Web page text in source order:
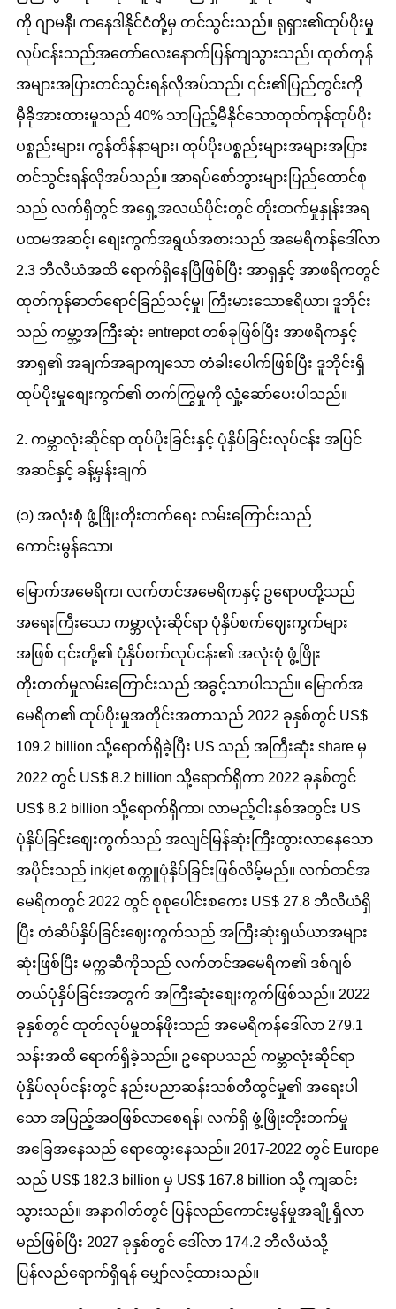
ကို ဂျာမနီ၊ ကနေဒါနိုင်ငံတို့မှ တင်သွင်းသည်။ ရုရှား၏ထုပ်ပိုးမှု
လုပ်ငန်းသည်အတော်လေးနောက်ပြန်ကျသွားသည်၊ ထုတ်ကုန်
အများအပြားတင်သွင်းရန်လိုအပ်သည်၊ ၎င်း၏ပြည်တွင်းကို
မှီခိုအားထားမှုသည် 40% သာပြည့်မီနိုင်သောထုတ်ကုန်ထုပ်ပိုး
ပစ္စည်းများ၊ ကွန်တိန်နာများ၊ ထုပ်ပိုးပစ္စည်းများအများအပြား
တင်သွင်းရန်လိုအပ်သည်။ အာရပ်စော်ဘွားများပြည်ထောင်စု
သည် လက်ရှိတွင် အရှေ့အလယ်ပိုင်းတွင် တိုးတက်မှုနှုန်းအရ
ပထမအဆင့်၊ စျေးကွက်အရွယ်အစားသည် အမေရိကန်ဒေါ်လာ
2.3 ဘီလီယံအထိ ရောက်ရှိနေပြီဖြစ်ပြီး အာရှနှင့် အာဖရိကတွင်
ထုတ်ကုန်ဓာတ်ရောင်ခြည်သင့်မှု၊ ကြီးမားသောဧရိယာ၊ ဒူဘိုင်း
သည် ကမ္ဘာ့အကြီးဆုံး entrepot တစ်ခုဖြစ်ပြီး အာဖရိကနှင့်
အာရှ၏ အချက်အချာကျသော တံခါးပေါက်ဖြစ်ပြီး ဒူဘိုင်းရှိ
ထုပ်ပိုးမှုစျေးကွက်၏ တက်ကြွမှုကို လှုံ့ဆော်ပေးပါသည်။
2. ကမ္ဘာလုံးဆိုင်ရာ ထုပ်ပိုးခြင်းနှင့် ပုံနှိပ်ခြင်းလုပ်ငန်း အပြင်
အဆင်နှင့် ခန့်မှန်းချက်
(၁) အလုံးစုံ ဖွံ့ဖြိုးတိုးတက်ရေး လမ်းကြောင်းသည်
ကောင်းမွန်သော၊
မြောက်အမေရိက၊ လက်တင်အမေရိကနှင့် ဥရောပတို့သည်
အရေးကြီးသော ကမ္ဘာလုံးဆိုင်ရာ ပုံနှိပ်စက်ဈေးကွက်များ
အဖြစ် ၎င်းတို့၏ ပုံနှိပ်စက်လုပ်ငန်း၏ အလုံးစုံ ဖွံ့ဖြိုး
တိုးတက်မှုလမ်းကြောင်းသည် အခွင့်သာပါသည်။ မြောက်အ
မေရိက၏ ထုပ်ပိုးမှုအတိုင်းအတာသည် 2022 ခုနှစ်တွင် US$
109.2 billion သို့ရောက်ရှိခဲ့ပြီး US သည် အကြီးဆုံး share မှ
2022 တွင် US$ 8.2 billion သို့ရောက်ရှိကာ 2022 ခုနှစ်တွင်
US$ 8.2 billion သို့ရောက်ရှိကာ၊ လာမည့်ငါးနှစ်အတွင်း US
ပုံနှိပ်ခြင်းဈေးကွက်သည် အလျင်မြန်ဆုံးကြီးထွားလာနေသော
အပိုင်းသည် inkjet စက္ကူပုံနှိပ်ခြင်းဖြစ်လိမ့်မည်။ လက်တင်အ
မေရိကတွင် 2022 တွင် စုစုပေါင်းစကေး US$ 27.8 ဘီလီယံရှိ
ပြီး တံဆိပ်နှိပ်ခြင်းဈေးကွက်သည် အကြီးဆုံးရှယ်ယာအများ
ဆုံးဖြစ်ပြီး မက္ကဆီကိုသည် လက်တင်အမေရိက၏ ဒစ်ဂျစ်
တယ်ပုံနှိပ်ခြင်းအတွက် အကြီးဆုံးစျေးကွက်ဖြစ်သည်။ 2022
ခုနှစ်တွင် ထုတ်လုပ်မှုတန်ဖိုးသည် အမေရိကန်ဒေါ်လာ 279.1
သန်းအထိ ရောက်ရှိခဲ့သည်။ ဥရောပသည် ကမ္ဘာလုံးဆိုင်ရာ
ပုံနှိပ်လုပ်ငန်းတွင် နည်းပညာဆန်းသစ်တီထွင်မှု၏ အရေးပါ
သော အပြည့်အ၀ဖြစ်လာစေရန်၊ လက်ရှိ ဖွံ့ဖြိုးတိုးတက်မှု
အခြေအနေသည် ရောထွေးနေသည်။ 2017-2022 တွင် Europe
သည် US$ 182.3 billion မှ US$ 167.8 billion သို့ ကျဆင်း
သွားသည်။ အနာဂါတ်တွင် ပြန်လည်ကောင်းမွန်မှုအချို့ရှိလာ
မည်ဖြစ်ပြီး 2027 ခုနှစ်တွင် ဒေါ်လာ 174.2 ဘီလီယံသို့
ပြန်လည်ရောက်ရှိရန် မျှော်လင့်ထားသည်။